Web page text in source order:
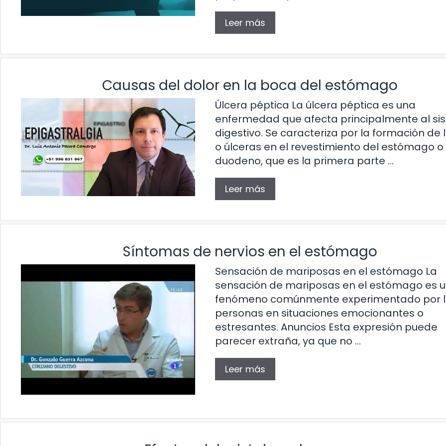
Leer más
Causas del dolor en la boca del estómago
Úlcera péptica La úlcera péptica es una
enfermedad que afecta principalmente al
digestivo. Se caracteriza por la formación de
o úlceras en el revestimiento del estómago o
duodeno, que es la primera parte …
Leer más
Síntomas de nervios en el estómago
Sensación de mariposas en el estómago La
sensación de mariposas en el estómago es
fenómeno comúnmente experimentado por
personas en situaciones emocionantes o
estresantes. Anuncios Esta expresión puede
parecer extraña, ya que no …
Leer más